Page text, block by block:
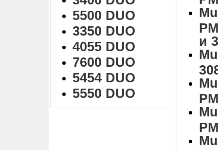
5500 DUO
3350 DUO
4055 DUO
7600 DUO
5454 DUO
5550 DUO
и